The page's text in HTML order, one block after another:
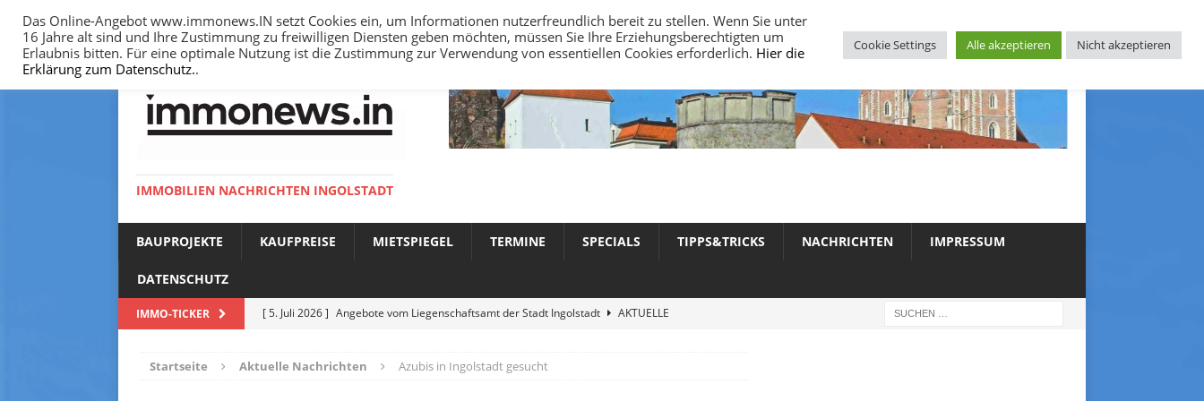
HOME IMPRESSUM DATENSCHUTZ
IMMOBILIEN NACHRICHTEN INGOLSTADT
BAUPROJEKTE KAUFPREISE MIETSPIEGEL TERMINE SPECIALS TIPPS&TRICKS NACHRICHTEN IMPRESSUM
DATENSCHUTZ
IMMO-TICKER [ 5. Juli 2026 ] Angebote vom Liegenschaftsamt der Stadt Ingolstadt
AKTUELLE
[ 14. Juni 2026 ] Bodenrichtwerte 2026 in Ingolstadt
AKTUELLE NACHRICHTEN
Startseite Aktuelle Nachrichten Azubis in Ingolstadt gesucht
Das Online-Angebot www.immonews.IN setzt Cookies ein, um Informationen nutzerfreundlich bereit zu stellen. Wenn Sie unter
16 Jahre alt sind und Ihre Zustimmung zu freiwilligen Diensten geben möchten, müssen Sie Ihre Erziehungsberechtigten um
Erlaubnis bitten. Für eine optimale Nutzung ist die Zustimmung zur Verwendung von essentiellen Cookies erforderlich. Hier die
Erklärung zum Datenschutz..
Cookie Settings Alle akzeptieren Nicht akzeptieren